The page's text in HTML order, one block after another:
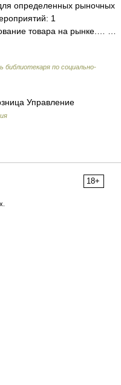
определенных рыночных
1
товара на рынке.… …
библиотекаря по социально-
Управление
18+